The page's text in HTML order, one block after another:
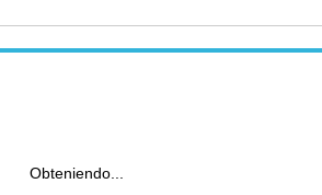
Obteniendo...